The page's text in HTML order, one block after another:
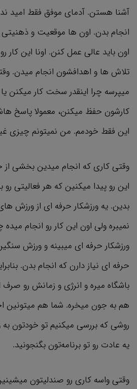
آشنا هستن. آدمای موفق فقط امید
انجام بدن. اون ها موقعیت و ذهنیتی
اون باید عالی عمل کنن. اونا این کار
تلاش ها و اهدافشون انجام میدن.
میپرسه چرا اینقدر سخت کار میکنن
کارشون حفظ میکنن، معمولا پاسخ
این فقط خودمم. من نمیتونم چیزی
وقتی کاری که انجام میدین بخشی از
این رو پیدا میکنین که هر فعالیتی
بدین. یه ورزشکار حرفه ای از ورزش
نمیبره ولی اون این کار رو انجام
ورزشکار حرفه ای میبینه و ورزش
حرفه ای نیاز دارن که انجام بدن.
باشگاه میره و انرژی و زمانش رو صرف
هم به جون میخره. شما هم میتونین
روشی که بررسی میکنیم تو خودتون به
یه عادت رو تو برنامه‌تون بگنجونید.
وقتی واسه کاری رو صندلیتون